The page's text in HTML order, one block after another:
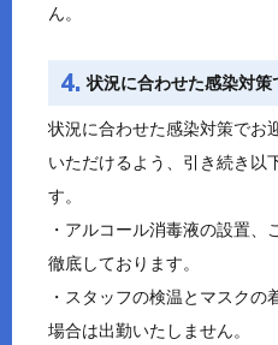
ん。
4. 状況に合わせた感染対策
状況に合わせた感染対策でお
いただけるよう、引き続き以
す。
・アルコール消毒液の設置
徹底しております。
・スタッフの検温とマスク
場合は出勤いたしません。